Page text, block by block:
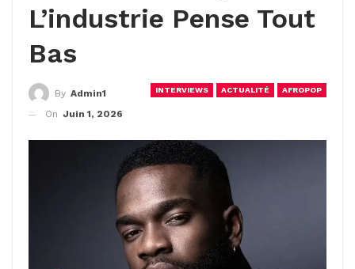
L’industrie Pense Tout
Bas
INTERVIEWS ACTUALITÉ AFROPOP
By Admin1
On Juin 1, 2026